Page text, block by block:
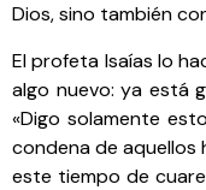
Dios, sino también
El profeta Isaías lo
algo nuevo: ya está
«Digo solamente
condena de aquellos
este tiempo de